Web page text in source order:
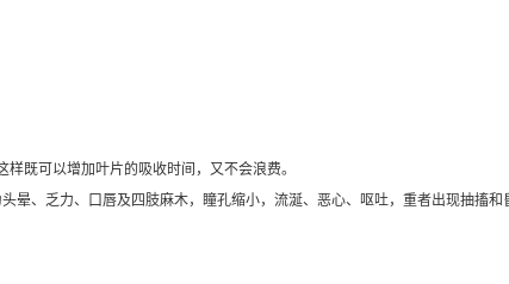
既可以增加叶片的吸收时间，又不会浪费。
晕、乏力、口唇及四肢麻木，瞳孔缩小，流涎、恶心、呕吐，重者出现抽搐